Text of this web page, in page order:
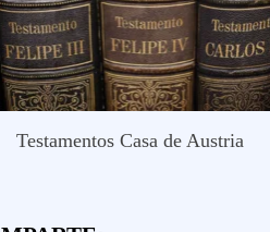
Testamentos Casa de Austria